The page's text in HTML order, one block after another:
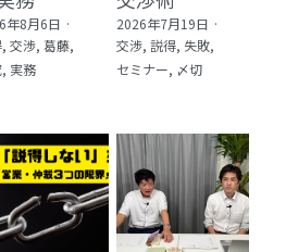
録 or 無料お問い合わせ）
飲み物」index
・説得交渉 23冊
年8月6日 ·
交渉, 葛藤,
実務
2026年7月19日 ·
交渉, 説得, 失敗,
セミナー, 〆切